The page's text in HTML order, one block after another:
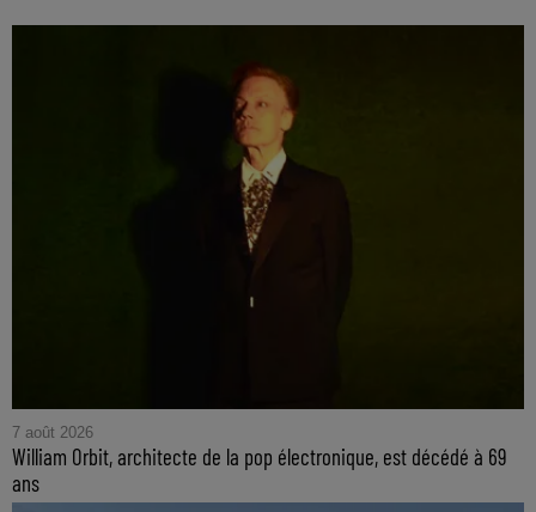
7 août 2026
William Orbit, architecte de la pop électronique, est décédé à 69
ans